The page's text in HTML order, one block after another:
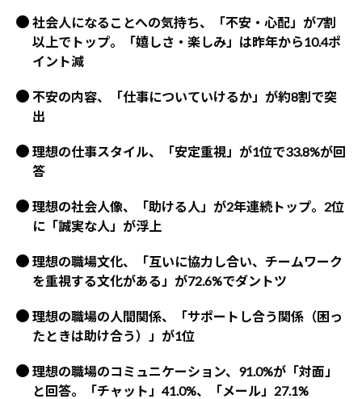
社会人になることへの気持ち、「不安・心配」が7割
以上でトップ。「嬉しさ・楽しみ」は昨年から10.4ポ
イント減
不安の内容、「仕事についていけるか」が約8割で突
出
理想の仕事スタイル、「安定重視」が1位で33.8%が回
答
理想の社会人像、「助ける人」が2年連続トップ。2位
に「誠実な人」が浮上
理想の職場文化、「互いに協力し合い、チームワーク
を重視する文化がある」が72.6%でダントツ
理想の職場の人間関係、「サポートし合う関係（困っ
たときは助け合う）」が1位
理想の職場のコミュニケーション、91.0%が「対面」
と回答。「チャット」41.0%、「メール」27.1%